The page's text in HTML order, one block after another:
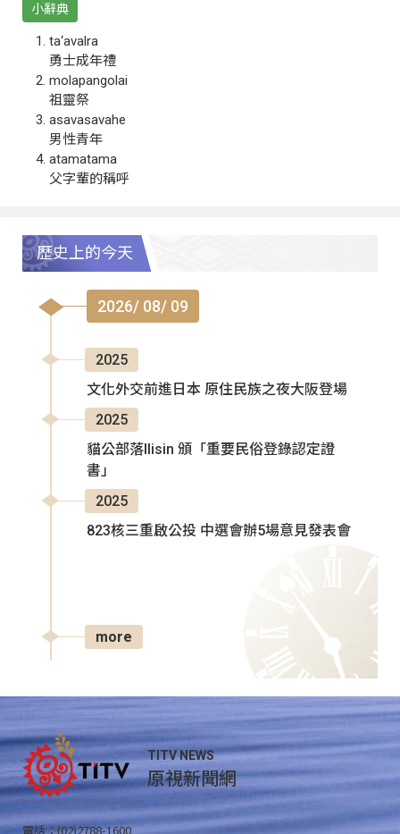
小辭典
ta‘avalra
勇士成年禮
molapangolai
祖靈祭
asavasavahe
男性青年
atamatama
父字輩的稱呼
歷史上的今天
2026/ 08/ 09
2025
文化外交前進日本 原住民族之夜大阪登場
2025
貓公部落Ilisin 頒「重要民俗登錄認定證
書」
2025
823核三重啟公投 中選會辦5場意見發表會
more
TITV NEWS
原視新聞網
電話：(02)2788-1600